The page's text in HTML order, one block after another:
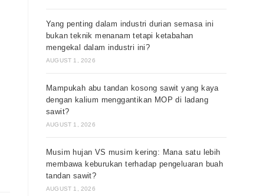
Yang penting dalam industri durian semasa ini
bukan teknik menanam tetapi ketabahan
mengekal dalam industri ini?
AUGUST 1, 2026
Mampukah abu tandan kosong sawit yang kaya
dengan kalium menggantikan MOP di ladang
sawit?
AUGUST 1, 2026
Musim hujan VS musim kering: Mana satu lebih
membawa keburukan terhadap pengeluaran buah
tandan sawit?
AUGUST 1, 2026